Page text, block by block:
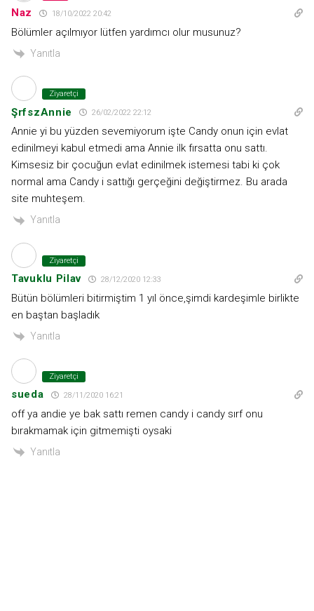
Naz 18/10/2022 20:42
Bölümler açılmıyor lütfen yardımcı olur musunuz?
Yanıtla
Ziyaretçi
ŞrfszAnnie 26/02/2022 22:12
Annie yi bu yüzden sevemiyorum işte Candy onun için evlat
edinilmeyi kabul etmedi ama Annie ilk fırsatta onu sattı.
Kimsesiz bir çocuğun evlat edinilmek istemesi tabi ki çok
normal ama Candy i sattığı gerçeğini değiştirmez. Bu arada
site muhteşem.
Yanıtla
Ziyaretçi
Tavuklu Pilav 28/12/2020 12:33
Bütün bölümleri bitirmiştim 1 yıl önce,şimdi kardeşimle birlikte
en baştan başladık
Yanıtla
Ziyaretçi
sueda 28/11/2020 16:21
off ya andie ye bak sattı remen candy i candy sırf onu
bırakmamak için gitmemişti oysaki
Yanıtla